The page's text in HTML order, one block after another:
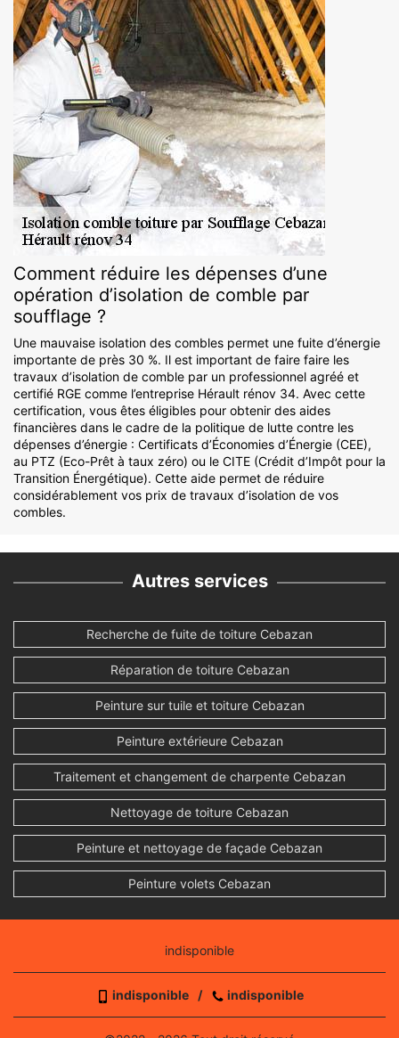
Comment réduire les dépenses d’une
opération d’isolation de comble par
soufflage ?
Une mauvaise isolation des combles permet une fuite d’énergie
importante de près 30 %. Il est important de faire faire les
travaux d’isolation de comble par un professionnel agréé et
certifié RGE comme l’entreprise Hérault rénov 34. Avec cette
certification, vous êtes éligibles pour obtenir des aides
financières dans le cadre de la politique de lutte contre les
dépenses d’énergie : Certificats d’Économies d’Énergie (CEE),
au PTZ (Eco-Prêt à taux zéro) ou le CITE (Crédit d’Impôt pour la
Transition Énergétique). Cette aide permet de réduire
considérablement vos prix de travaux d’isolation de vos
combles.
Autres services
Recherche de fuite de toiture Cebazan
Réparation de toiture Cebazan
Peinture sur tuile et toiture Cebazan
Peinture extérieure Cebazan
Traitement et changement de charpente Cebazan
Nettoyage de toiture Cebazan
Peinture et nettoyage de façade Cebazan
Peinture volets Cebazan
indisponible
indisponible / indisponible